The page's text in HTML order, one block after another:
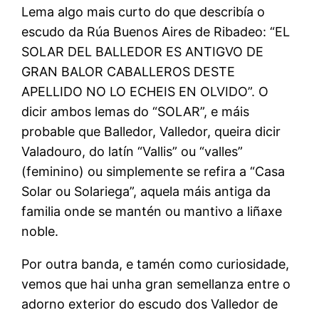
Lema algo mais curto do que describía o
escudo da Rúa Buenos Aires de Ribadeo: “EL
SOLAR DEL BALLEDOR ES ANTIGVO DE
GRAN BALOR CABALLEROS DESTE
APELLIDO NO LO ECHEIS EN OLVIDO”. O
dicir ambos lemas do “SOLAR”, e máis
probable que Balledor, Valledor, queira dicir
Valadouro, do latín “Vallis” ou “valles”
(feminino) ou simplemente se refira a “Casa
Solar ou Solariega”, aquela máis antiga da
familia onde se mantén ou mantivo a liñaxe
noble.
Por outra banda, e tamén como curiosidade,
vemos que hai unha gran semellanza entre o
adorno exterior do escudo dos Valledor de